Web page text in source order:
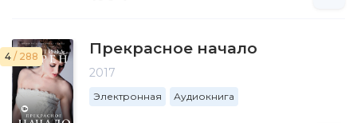
4 / 288 Прекрасное начало
2017
Электронная Аудиокнига